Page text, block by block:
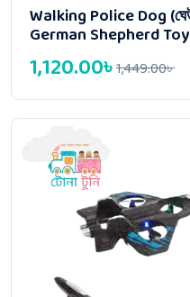
Walking Police Dog
German Shepherd Toy
1,449.00৳
1,120.00৳